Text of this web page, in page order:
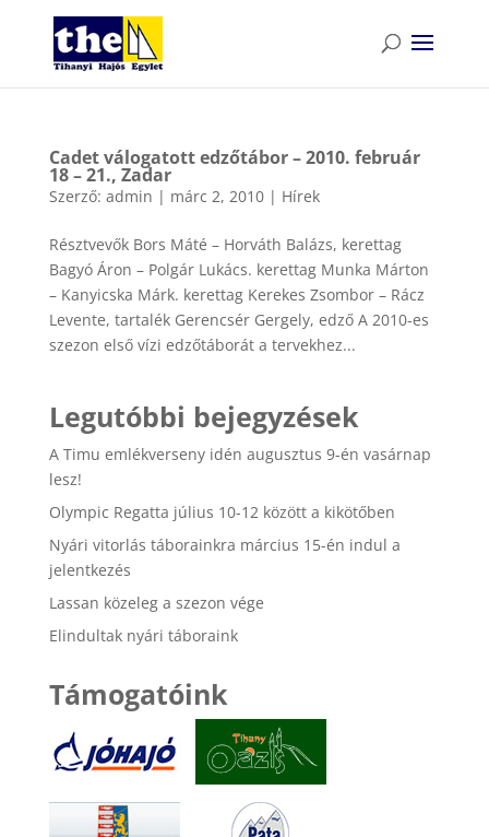
Cadet válogatott edzőtábor – 2010. február
18 – 21., Zadar
Szerző: admin | márc 2, 2010| Hírek
Résztvevők Bors Máté – Horváth Balázs, kerettag
Bagyó Áron – Polgár Lukács. kerettag Munka Márton
– Kanyicska Márk. kerettag Kerekes Zsombor – Rácz
Levente, tartalék Gerencsér Gergely, edző A 2010-es
szezon első vízi edzőtáborát a tervekhez...
Legutóbbi bejegyzések
A Timu emlékverseny idén augusztus 9-én vasárnap
lesz!
Olympic Regatta július 10-12 között a kikötőben
Nyári vitorlás táborainkra március 15-én indul a
jelentkezés
Lassan közeleg a szezon vége
Elindultak nyári táboraink
Támogatóink